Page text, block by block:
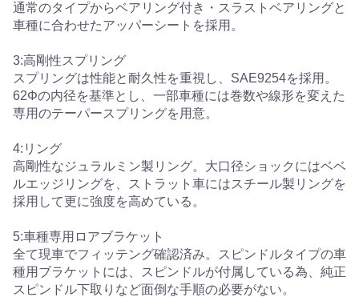
通常のタイプからベアリング付き・スラストベアリングと
車種に合わせたアッパーシートを採用。
3:高剛性スプリング
スプリングは性能と耐久性を重視し、SAE9254を採用。
62Φの内径を基準とし、一部車種には巻数や線形を変えた
専用のテーパースプリングを用意。
4:リング
高剛性なジュラルミン製リング。大口径ショックにはベベ
ルエッジリングを、ストラット車にはスチール製リングを
採用して更に強度を高めている。
5:車種専用ロアブラケット
全て現車でフィッテング確認済み。スピンドルタイプの車
種用ブラケットには、スピンドルが付属している為、純正
スピンドル下取りなど面倒な手順の必要がない。